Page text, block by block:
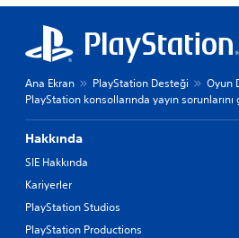
Ana Ekran PlayStation Desteği
Oyun
PlayStation konsollarında yayın
Hakkında
SIE Hakkında
Kariyerler
PlayStation Studios
PlayStation Productions